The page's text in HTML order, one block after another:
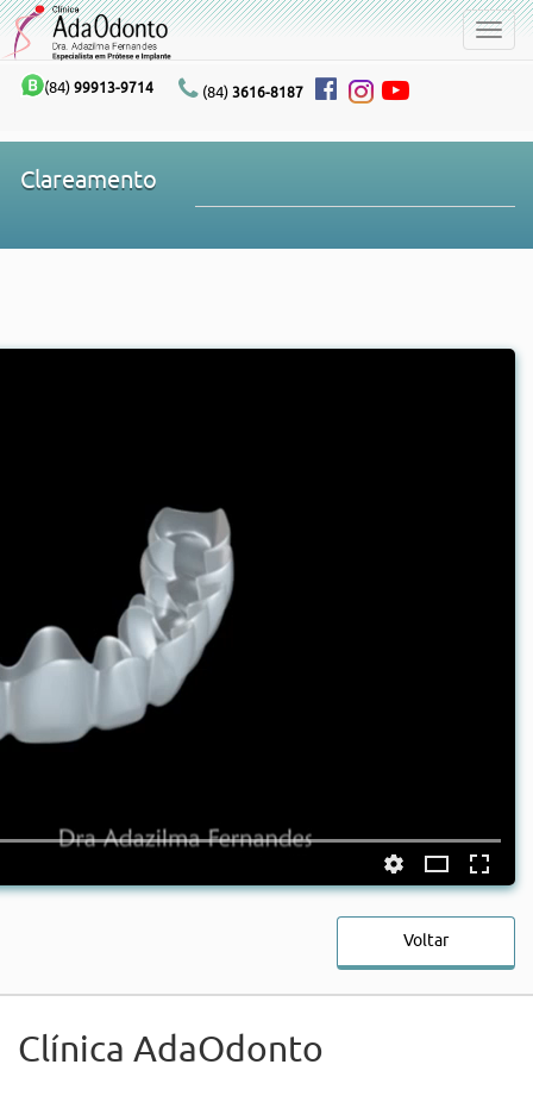
(84)99913-9714 (84)3616-8187
Clareamento
Voltar
Clínica AdaOdonto